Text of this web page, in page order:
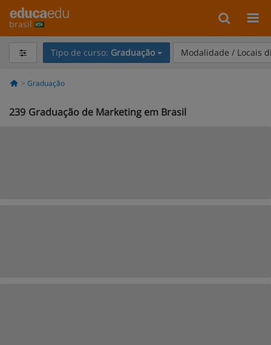
brasil
Tipo de curso: Graduação Modalidade / Locais
Graduação
239 Graduação de Marketing em Brasil